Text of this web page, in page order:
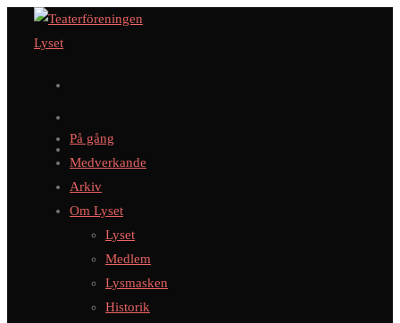
Hoppa
På gång
Medverkande
Arkiv
Om Lyset
Lyset
Medlem
Lysmasken
Historik